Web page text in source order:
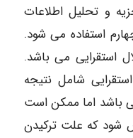
و تحلیل اطلاعات
استفاده می شود.
استقرایی می باشد.
شامل نتیجه
باشد اما ممکن است
شود که علت ترکیدن